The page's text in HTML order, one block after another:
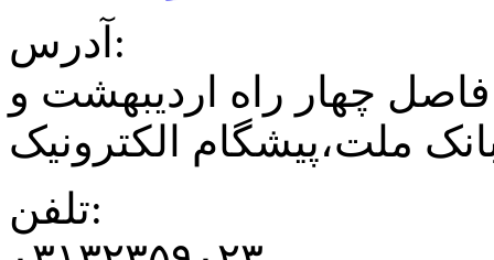
آدرس:
چهار راه اردیبهشت و
ملت،پیشگام الکترونیک
تلفن: